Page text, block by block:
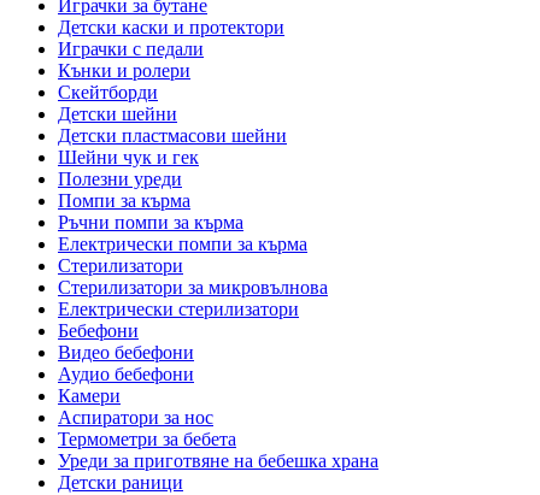
Играчки за бутане
Детски каски и протектори
Играчки с педали
Кънки и ролери
Скейтборди
Детски шейни
Детски пластмасови шейни
Шейни чук и гек
Полезни уреди
Помпи за кърма
Ръчни помпи за кърма
Електрически помпи за кърма
Стерилизатори
Стерилизатори за микровълнова
Електрически стерилизатори
Бебефони
Видео бебефони
Аудио бебефони
Камери
Аспиратори за нос
Термометри за бебета
Уреди за приготвяне на бебешка храна
Детски раници